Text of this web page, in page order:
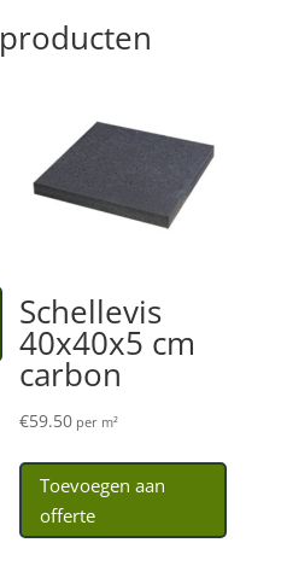
Schellevis
40x40x5 cm
carbon
€59.50 per m²
Toevoegen aan
offerte